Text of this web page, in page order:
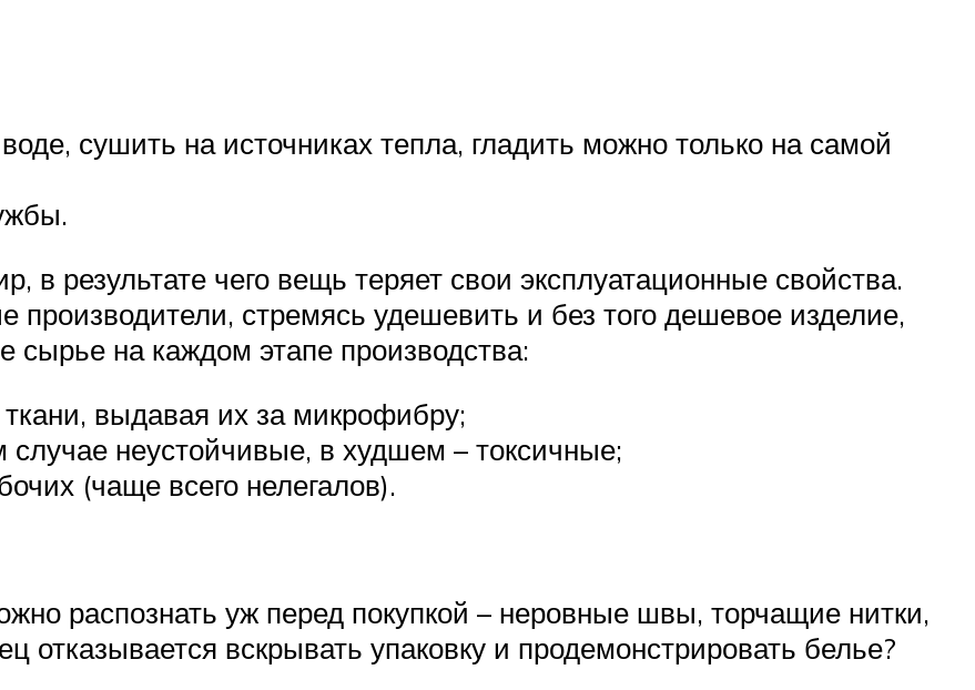
сушить на источниках тепла, гладить можно только на самой
в результате чего вещь теряет свои эксплуатационные свойства.
производители, стремясь удешевить и без того дешевое изделие,
сырье на каждом этапе производства:
выдавая их за микрофибру;
неустойчивые, в худшем – токсичные;
(чаще всего нелегалов).
распознать уж перед покупкой – неровные швы, торчащие нитки,
отказывается вскрывать упаковку и продемонстрировать белье?